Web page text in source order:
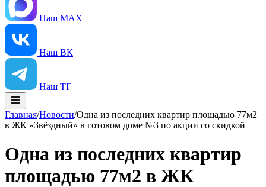
Наш MAX
Наш ВК
Наш ТГ
Главная/Новости/Одна из последних квартир площадью 77м2
в ЖК «Звёздный» в готовом доме №3 по акции со скидкой
Одна из последних квартир
площадью 77м2 в ЖК